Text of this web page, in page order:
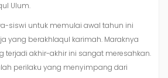
Ulum.
siswi untuk memulai awal tahun ini
yang berakhlaqul karimah. Maraknya
terjadi akhir-akhir ini sangat meresahkan.
perilaku yang menyimpang dari